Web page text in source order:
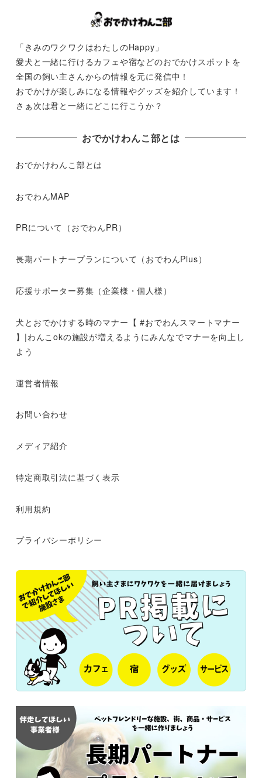
「きみのワクワクはわたしのHappy」
愛犬と一緒に行けるカフェや宿などのおでかけスポットを
全国の飼い主さんからの情報を元に発信中！
おでかけが楽しみになる情報やグッズを紹介しています！
さぁ次は君と一緒にどこに行こうか？
おでかけわんこ部とは
おでかけわんこ部とは
おでわんMAP
PRについて（おでわんPR）
長期パートナープランについて（おでわんPlus）
応援サポーター募集（企業様・個人様）
犬とおでかけする時のマナー【 #おでわんスマートマナー
】|わんこokの施設が増えるようにみんなでマナーを向上し
よう
運営者情報
お問い合わせ
メディア紹介
特定商取引法に基づく表示
利用規約
プライバシーポリシー